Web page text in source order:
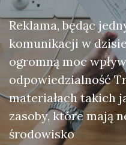
Reklama, będąc
komunikacji w
ogromną moc
odpowiedzialność
materiałach takich
zasoby, które mają
środowisko